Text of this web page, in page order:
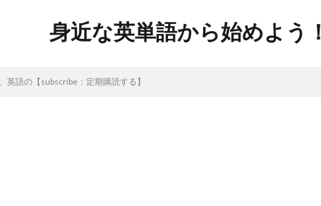
身近な英単語から始めよう！
語の【subscribe：定期購読する】